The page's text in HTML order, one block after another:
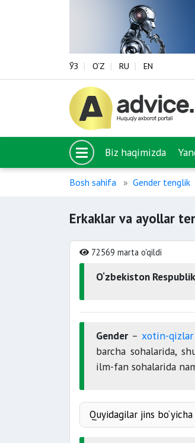
ЎЗ O‘Z RU EN
Biz haqimizda
Bosh sahifa Gender tenglik
Erkaklar va ayollar
72569 marta o'qildi
O‘zbekiston
Gender–xotin-
barcha sohalarida,
ilm-fan sohalarida
Quyidagilar jins